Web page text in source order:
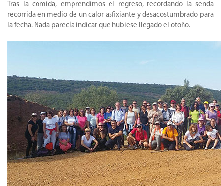
Tras la comida, emprendimos el regreso, recordando la senda
recorrida en medio de un calor asfixiante y desacostumbrado para
la fecha. Nada parecía indicar que hubiese llegado el otoño.